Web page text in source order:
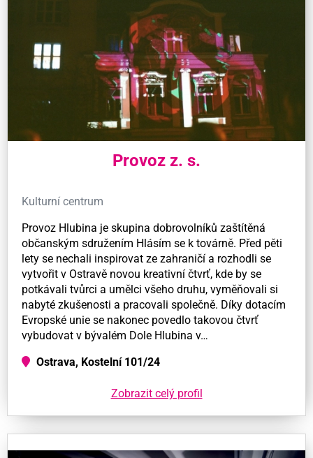
Provoz z. s.
Kulturní centrum
Provoz Hlubina je skupina dobrovolníků zaštítěná
občanským sdružením Hlásím se k továrně. Před pěti
lety se nechali inspirovat ze zahraničí a rozhodli se
vytvořit v Ostravě novou kreativní čtvrť, kde by se
potkávali tvůrci a umělci všeho druhu, vyměňovali si
nabyté zkušenosti a pracovali společně. Díky dotacím
Evropské unie se nakonec povedlo takovou čtvrť
vybudovat v bývalém Dole Hlubina v…
Ostrava, Kostelní 101/24
Zobrazit celý profil